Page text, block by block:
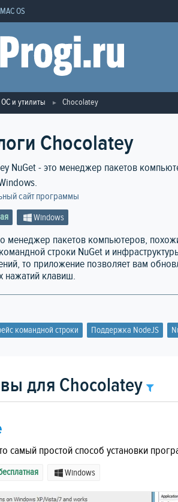
MAC OS
ОС и утилиты Chocolatey
Chocolatey
NuGet - это менеджер пакетов
сайт программы
Windows
менеджер пакетов компьютеров,
строки NuGet и
то приложение позволяет вам
нажатий клавиш.
командной строки Поддержка NodeJS
для Chocolatey
самый простой способ установки
Windows